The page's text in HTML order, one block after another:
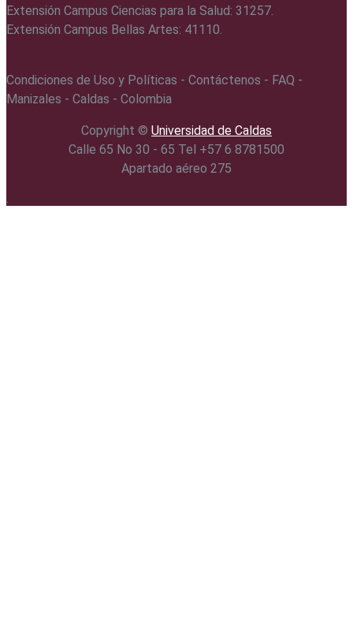
Extensión Campus Ciencias para la Salud: 31257.
Extensión Campus Bellas Artes: 41110.
Condiciones de Uso y Políticas - Contáctenos - FAQ -
Manizales - Caldas - Colombia
Copyright ©️ Universidad de Caldas
Calle 65 No 30 - 65 Tel +57 6 8781500
Apartado aéreo 275